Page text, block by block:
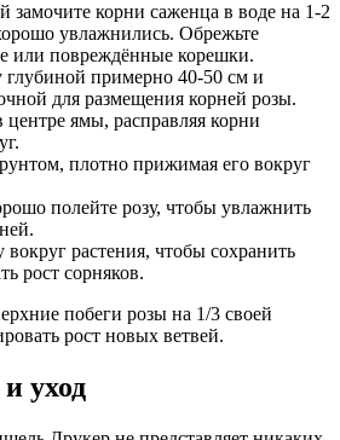
замочите корни саженца в воде на 1-2
увлажнились. Обрежьте
или повреждённые корешки.
примерно 40-50 см и
для размещения корней розы.
центре ямы, расправляя корни
плотно прижимая его вокруг
полейте розу, чтобы увлажнить
растения, чтобы сохранить
рост сорняков.
побеги розы на 1/3 своей
рост новых ветвей.
уход